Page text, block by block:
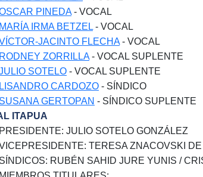
PINEDA- VOCAL
IRMA BETZEL - VOCAL
JACINTO FLECHA- VOCAL
ZORRILLA- VOCAL SUPLENTE
SOTELO - VOCAL SUPLENTE
CARDOZO - SÍNDICO
GERTOPAN - SÍNDICO SUPLENTE
ITAPUA
JULIO SOTELO GONZÁLEZ
TERESA ZNACOVSKI
RUBÉN SAHID JURE YUNIS /